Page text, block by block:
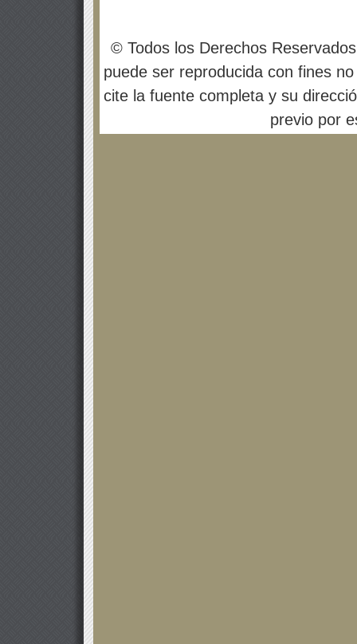
© Todos los Derechos
puede ser reproducida con fines
cite la fuente completa y su
previo por